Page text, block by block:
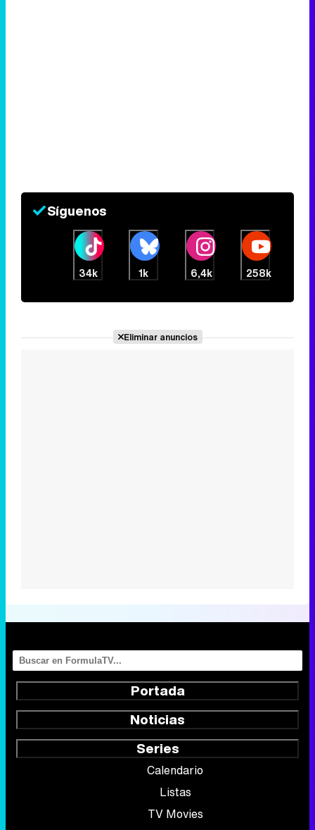
Síguenos
34k 1k 6,4k 258k
Eliminar anuncios
Portada
Noticias
Series
Calendario
Listas
TV Movies